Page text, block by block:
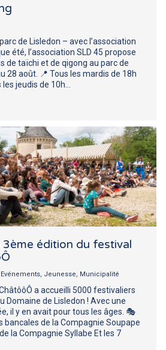
de Lisledon – avec l’association
été, l’association SLD 45 propose
de taïchi et de qigong au parc de
28 août. 📍 Tous les mardis de 18h
jeudis de 10h…
3ème édition du festival
Evénements, Jeunesse, Municipalité
a accueilli 5000 festivaliers
Domaine de Lisledon ! Avec une
il y en avait pour tous les âges. 🎭
bancales de la Compagnie Soupape
la Compagnie Syllabe Et les 7